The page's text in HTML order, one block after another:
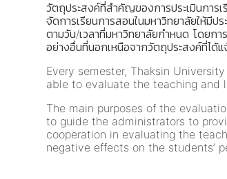
วัตถุประสงค์ที่สำคัญของการประเมินการ
จัดการเรียนการสอนในมหาวิทยาลัยให้มี
ตามวัน/เวลาที่มหาวิทยาลัยกำหนด โดยก
อย่างอื่นที่นอกเหนือจากวัตถุประสงค์ที่ได้แ
Every semester, Thaksin
able to evaluate the teaching and
The main purposes of the
to guide the administrators to
cooperation in evaluating the
negative effects on the students’